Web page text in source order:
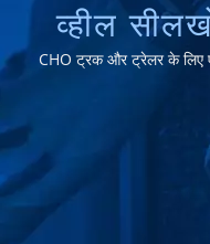
व्हील सीलखोजी
उच्च
और तेल
CHO ट्रक और ट्रेलर के लिए
और